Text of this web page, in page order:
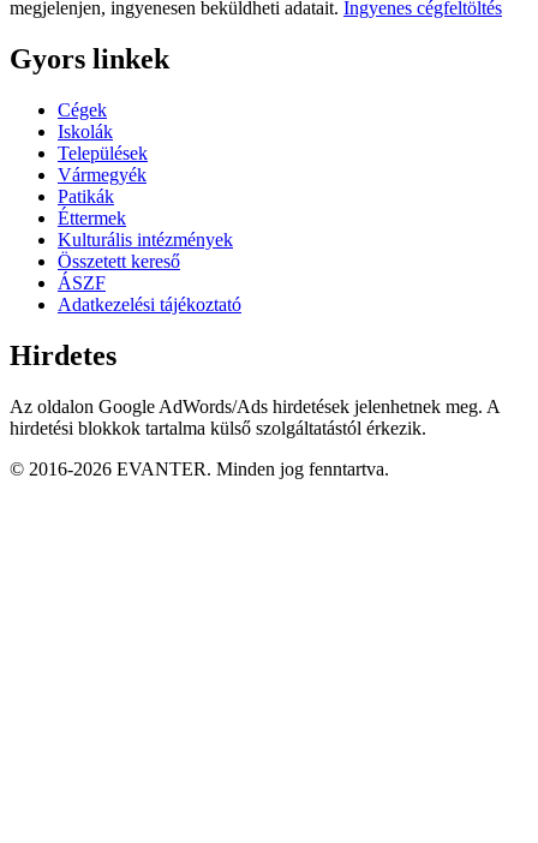
megjelenjen, ingyenesen beküldheti adatait. Ingyenes cégfeltöltés
Gyors linkek
Cégek
Iskolák
Települések
Vármegyék
Patikák
Éttermek
Kulturális intézmények
Összetett kereső
ÁSZF
Adatkezelési tájékoztató
Hirdetes
Az oldalon Google AdWords/Ads hirdetések jelenhetnek meg. A
hirdetési blokkok tartalma külső szolgáltatástól érkezik.
© 2016-2026 EVANTER. Minden jog fenntartva.